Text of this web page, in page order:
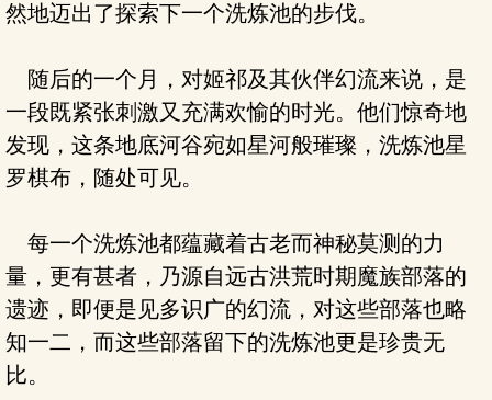
然地迈出了探索下一个洗炼池的步伐。
随后的一个月，对姬祁及其伙伴幻流来说，是
一段既紧张刺激又充满欢愉的时光。他们惊奇地
发现，这条地底河谷宛如星河般璀璨，洗炼池星
罗棋布，随处可见。
每一个洗炼池都蕴藏着古老而神秘莫测的力
量，更有甚者，乃源自远古洪荒时期魔族部落的
遗迹，即便是见多识广的幻流，对这些部落也略
知一二，而这些部落留下的洗炼池更是珍贵无
比。